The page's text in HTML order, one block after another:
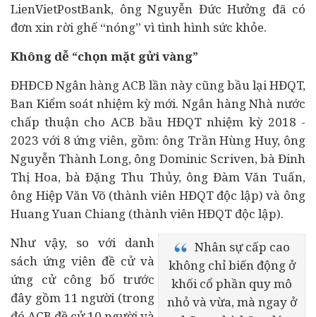
LienVietPostBank, ông Nguyễn Đức Hưởng đã có
đơn xin rời ghế “nóng” vì tình hình sức khỏe.
Không dễ “chọn mặt gửi vàng”
ĐHĐCĐ Ngân hàng ACB lần này cũng bầu lại HĐQT,
Ban Kiểm soát nhiệm kỳ mới. Ngân hàng Nhà nước
chấp thuận cho ACB bầu HĐQT nhiệm kỳ 2018 -
2023 với 8 ứng viên, gồm: ông Trần Hùng Huy, ông
Nguyễn Thành Long, ông Dominic Scriven, bà Đinh
Thị Hoa, bà Đặng Thu Thủy, ông Đàm Văn Tuấn,
ông Hiệp Văn Võ (thành viên HĐQT độc lập) và ông
Huang Yuan Chiang (thành viên HĐQT độc lập).
Nhân sự cấp cao
không chỉ biến động ở
khối cổ phần quy mô
nhỏ và vừa, mà ngay ở
Như vậy, so với danh
sách ứng viên đề cử và
ứng cử công bố trước
đây gồm 11 người (trong